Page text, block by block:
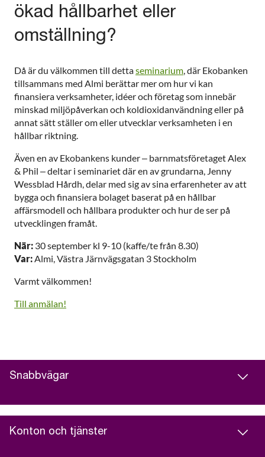
ökad hållbarhet eller
omställning?
Då är du välkommen till dettaseminarium, där Ekobanken
tillsammans med Almi berättar mer om hur vi kan
finansiera verksamheter, idéer och företag som innebär
minskad miljöpåverkan och koldioxidanvändning eller på
annat sätt ställer om eller utvecklar verksamheten i en
hållbar riktning.
Även en av Ekobankens kunder – barnmatsföretaget Alex
& Phil – deltar i seminariet där en av grundarna, Jenny
Wessblad Hårdh, delar med sig av sina erfarenheter av att
bygga och finansiera bolaget baserat på en hållbar
affärsmodell och hållbara produkter och hur de ser på
utvecklingen framåt.
När: 30 september kl 9-10 (kaffe/te från 8.30)
Var:Almi, Västra Järnvägsgatan 3 Stockholm
Varmt välkommen!
Till anmälan!
Snabbvägar
Konton och tjänster